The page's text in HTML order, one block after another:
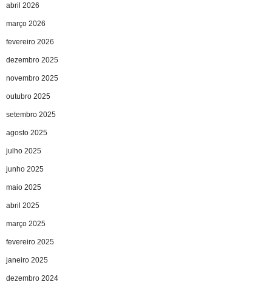
abril 2026
março 2026
fevereiro 2026
dezembro 2025
novembro 2025
outubro 2025
setembro 2025
agosto 2025
julho 2025
junho 2025
maio 2025
abril 2025
março 2025
fevereiro 2025
janeiro 2025
dezembro 2024